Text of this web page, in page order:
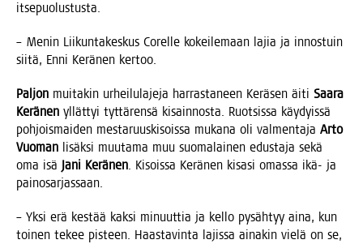
itsepuolustusta.
– Menin Lii­kun­ta­kes­kus Corel­le kokei­le­maan lajia ja innos­tuin
sii­tä, Enni Kerä­nen kertoo.
Pal­jon mui­ta­kin urhei­lu­la­je­ja har­ras­ta­neen Kerä­sen äiti Saa­ra
Kerä­nen yllät­tyi tyt­tä­ren­sä kisain­nos­ta. Ruot­sis­sa käy­dyis­sä
poh­jois­mai­den mes­ta­ruus­ki­sois­sa muka­na oli val­men­ta­ja Arto
Vuo­man lisäk­si muu­ta­ma muu suo­ma­lai­nen edus­ta­ja sekä
oma isä Jani Kerä­nen. Kisois­sa Kerä­nen kisa­si omas­sa ikä- ja
painosarjassaan.
– Yksi erä kes­tää kak­si minuut­tia ja kel­lo pysäh­tyy aina, kun
toi­nen tekee pis­teen. Haas­ta­vin­ta lajis­sa aina­kin vie­lä on se,